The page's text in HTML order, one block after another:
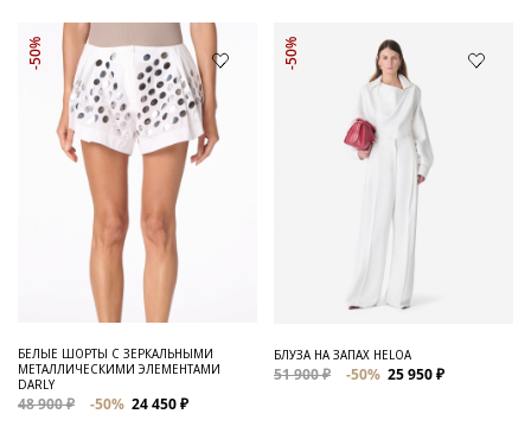
-50%
БЕЛЫЕ ШОРТЫ С ЗЕРКАЛЬНЫМИ
МЕТАЛЛИЧЕСКИМИ ЭЛЕМЕНТАМИ
DARLY
48 900 ₽ -50% 24 450 ₽
-50%
БЛУЗА НА ЗАПАХ HELOA
51 900 ₽ -50% 25 950 ₽